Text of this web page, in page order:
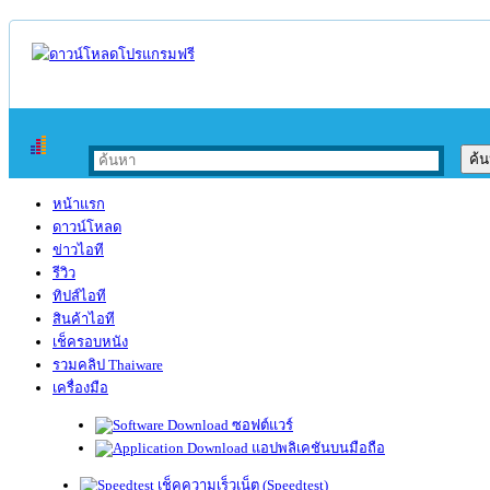
หน้าแรก
ดาวน์โหลด
ข่าวไอที
รีวิว
ทิปส์ไอที
สินค้าไอที
เช็ครอบหนัง
รวมคลิป Thaiware
เครื่องมือ
ซอฟต์แวร์
แอปพลิเคชันบนมือถือ
เช็คความเร็วเน็ต (Speedtest)